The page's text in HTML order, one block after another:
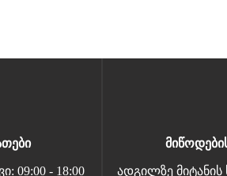
09:00 - 18:00
ადგილზე მიტანის